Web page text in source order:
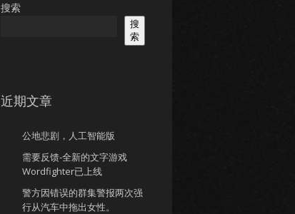
搜索
搜
索
近期文章
公地悲剧，人工智能版
需要反馈-全新的文字游戏
Wordfighter已上线
警方因错误的群集警报两次强
行从汽车中拖出女性。